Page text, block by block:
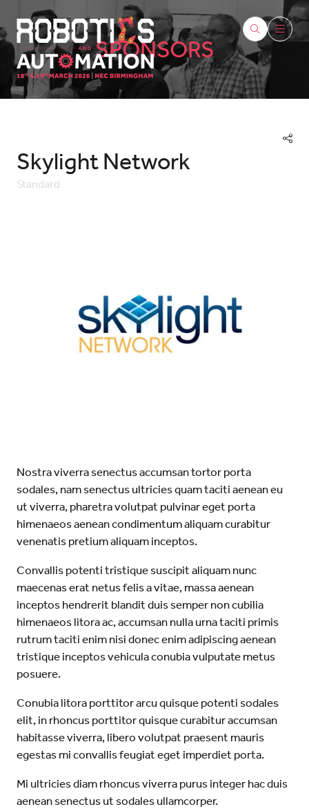
SPONSORS
Skylight Network
Standard
Nostra viverra senectus accumsan tortor porta
sodales, nam senectus ultricies quam taciti aenean eu
ut viverra, pharetra volutpat pulvinar eget porta
himenaeos aenean condimentum aliquam curabitur
venenatis pretium aliquam inceptos.
Convallis potenti tristique suscipit aliquam nunc
maecenas erat netus felis a vitae, massa aenean
inceptos hendrerit blandit duis semper non cubilia
himenaeos litora ac, accumsan nulla urna taciti primis
rutrum taciti enim nisi donec enim adipiscing aenean
tristique inceptos vehicula conubia vulputate metus
posuere.
Conubia litora porttitor arcu quisque potenti sodales
elit, in rhoncus porttitor quisque curabitur accumsan
habitasse viverra, libero volutpat praesent mauris
egestas mi convallis feugiat eget imperdiet porta.
Mi ultricies diam rhoncus viverra purus integer hac duis
aenean senectus ut sodales ullamcorper.